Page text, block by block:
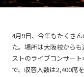
4月9日、今年もたくさ
た。場所は大阪校から
ストのライブコンサー
で、収容人数は2,400席を